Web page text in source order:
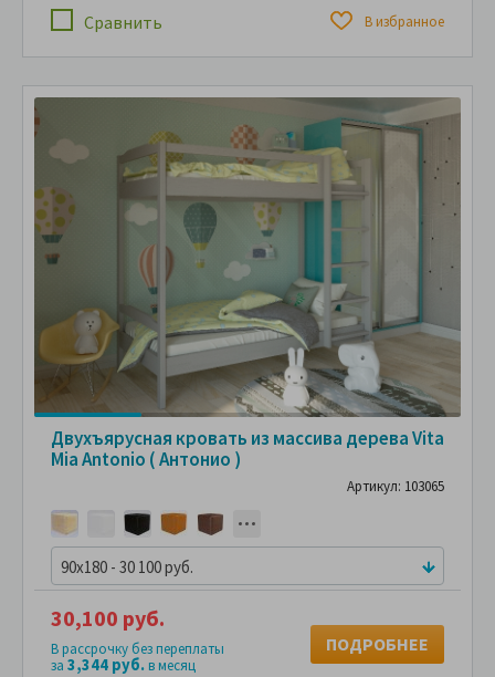
Сравнить В избранное
Двухъярусная кровать из массива дерева Vita
Mia Antonio ( Антонио )
Артикул: 103065
90x180 - 30 100 руб.
30,100 руб.
В рассрочку без переплаты
за 3,344 руб.в месяц
ПОДРОБНЕЕ